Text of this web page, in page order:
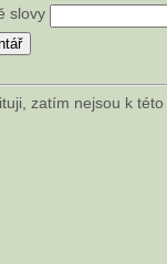
slovy
zatím nejsou k